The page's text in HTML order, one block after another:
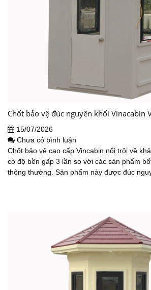
Chốt bảo vệ đúc nguyên khối Vinacabin
15/07/2026
Chưa có bình luận
Chốt bảo vệ cao cấp Vincabin nổi trội về
có độ bền gấp 3 lần so với các sản phẩm
thông thường. Sản phẩm này được đúc